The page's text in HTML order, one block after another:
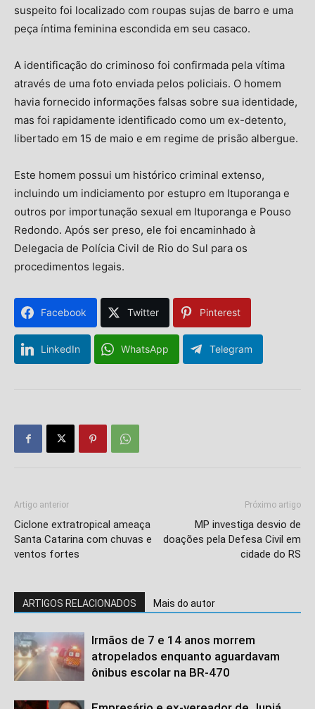
suspeito foi localizado com roupas sujas de barro e uma
peça íntima feminina escondida em seu casaco.
A identificação do criminoso foi confirmada pela vítima
através de uma foto enviada pelos policiais. O homem
havia fornecido informações falsas sobre sua identidade,
mas foi rapidamente identificado como um ex-detento,
libertado em 15 de maio e em regime de prisão albergue.
Este homem possui um histórico criminal extenso,
incluindo um indiciamento por estupro em Ituporanga e
outros por importunação sexual em Ituporanga e Pouso
Redondo. Após ser preso, ele foi encaminhado à
Delegacia de Polícia Civil de Rio do Sul para os
procedimentos legais.
Facebook Twitter Pinterest
LinkedIn WhatsApp Telegram
Artigo anterior
Ciclone extratropical ameaça
Santa Catarina com chuvas e
ventos fortes
Próximo artigo
MP investiga desvio de
doações pela Defesa Civil em
cidade do RS
ARTIGOS RELACIONADOS Mais do autor
Irmãos de 7 e 14 anos morrem
atropelados enquanto aguardavam
ônibus escolar na BR-470